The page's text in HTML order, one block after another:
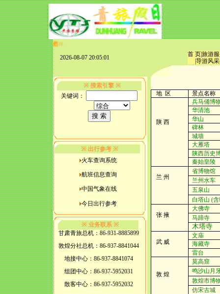
2026-08-07 20:05:01 首 页|旅游
导游风采
※ 搜索引擎 ※
关键词： 地 区 景点名称
陕 西
兵马俑博
华清池
华山
碑林
城墙
大雁塔
陕西历史
秦始皇陵
兰 州
省博物馆
兰州水车
五泉山
白塔山 (
张 掖
大佛寺
马蹄寺
木塔寺
武 威
文庙
海藏寺
雷台
敦 煌
莫高窟
鸣沙山月
敦煌市博
仿宋古城
※ 出行参考 ※
火车查询系统
航班信息查询
中国气象在线
今日出行参考
※ 业务联系 ※
甘肃青旅总机：86-931-8885899
敦煌分社总机：86-937-8841044
地接中心：86-937-8841074
组团中心：86-937-5952031
散客中心：86-937-5952032